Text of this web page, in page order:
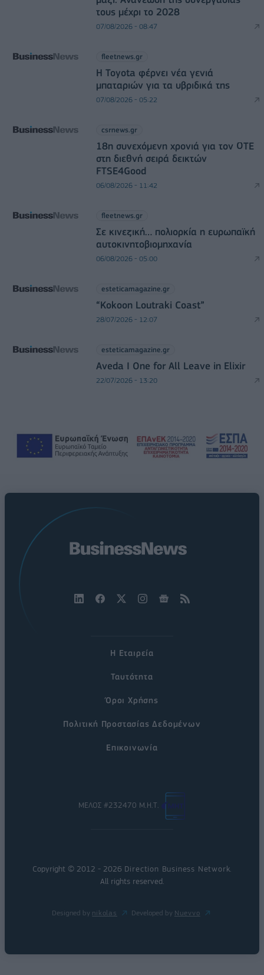
τους μέχρι το 2028
07/08/2026 - 08:47
fleetnews.gr
Η Toyota φέρνει νέα γενιά
μπαταριών για τα υβριδικά της
07/08/2026 - 05:22
csrnews.gr
18η συνεχόμενη χρονιά για τον ΟΤΕ
στη διεθνή σειρά δεικτών
FTSE4Good
06/08/2026 - 11:42
fleetnews.gr
Σε κινεζική… πολιορκία η ευρωπαϊκή
αυτοκινητοβιομηχανία
06/08/2026 - 05:00
esteticamagazine.gr
“Kokoon Loutraki Coast”
28/07/2026 - 12:07
esteticamagazine.gr
Aveda I One for All Leave in Elixir
22/07/2026 - 13:20
Η Εταιρεία
Ταυτότητα
Όροι Χρήσης
Πολιτική Προστασίας Δεδομένων
Επικοινωνία
ΜΕΛΟΣ #232470 Μ.Η.Τ.
Copyright © 2012 - 2026 Direction Business Network.
All rights reserved.
Designed by nikolas Developed by Nuevvo